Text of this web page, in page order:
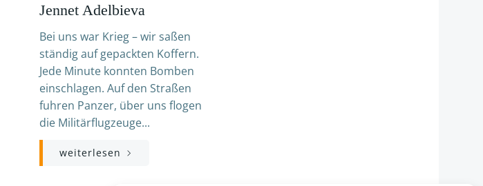
Jennet Adelbieva
Bei uns war Krieg – wir saßen
ständig auf gepackten Koffern.
Jede Minute konnten Bomben
einschlagen. Auf den Straßen
fuhren Panzer, über uns flogen
die Militärflugzeuge...
weiterlesen